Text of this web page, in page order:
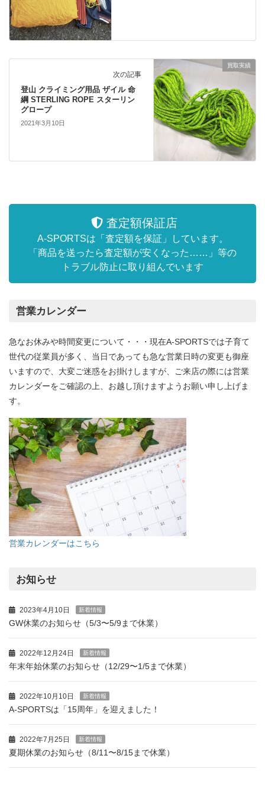
買取実績
次の記事
登山 クライミング用品 ザイル 命
綱 STERLING ROPE スターリン
グロープ
2021年3月10日
査定額保証店
A-SPORTSは「査定額を保証」しています。
「商品を送ったら査定額が安くなった……」等の
トラブル防止に取り組んでいます
営業カレンダー
急なお休みや時間変更について・・・現在A-SPORTSでは子育て
世代の従業員が多く、当日であっても急な営業日時の変更も御座
いますので、大変ご迷惑をお掛けしますが、ご来店の際には営業
カレンダーをご確認の上、お越し頂けますようお願い申し上げま
す。
営業カレンダーはこちら
お知らせ
2023年4月10日 新着情報
GW休業のお知らせ（5/3〜5/9まで休業）
2022年12月24日 新着情報
年末年始休業のお知らせ（12/29〜1/5まで休業）
2022年10月10日 新着情報
A-SPORTSは「15周年」を迎えました！
2022年7月25日 新着情報
夏期休業のお知らせ（8/11〜8/15まで休業）